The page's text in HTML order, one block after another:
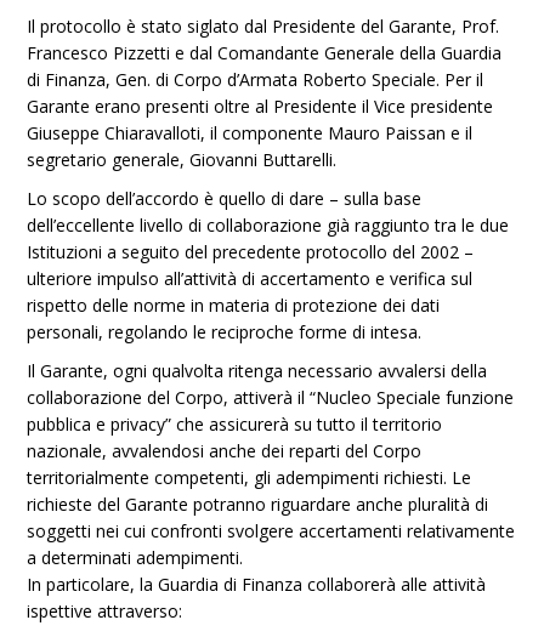
Il protocollo è stato siglato dal Presidente del Garante, Prof.
Francesco Pizzetti e dal Comandante Generale della Guardia
di Finanza, Gen. di Corpo d’Armata Roberto Speciale. Per il
Garante erano presenti oltre al Presidente il Vice presidente
Giuseppe Chiaravalloti, il componente Mauro Paissan e il
segretario generale, Giovanni Buttarelli.
Lo scopo dell’accordo è quello di dare – sulla base
dell’eccellente livello di collaborazione già raggiunto tra le due
Istituzioni a seguito del precedente protocollo del 2002 –
ulteriore impulso all’attività di accertamento e verifica sul
rispetto delle norme in materia di protezione dei dati
personali, regolando le reciproche forme di intesa.
Il Garante, ogni qualvolta ritenga necessario avvalersi della
collaborazione del Corpo, attiverà il “Nucleo Speciale funzione
pubblica e privacy” che assicurerà su tutto il territorio
nazionale, avvalendosi anche dei reparti del Corpo
territorialmente competenti, gli adempimenti richiesti. Le
richieste del Garante potranno riguardare anche pluralità di
soggetti nei cui confronti svolgere accertamenti relativamente
a determinati adempimenti.
In particolare, la Guardia di Finanza collaborerà alle attività
ispettive attraverso: